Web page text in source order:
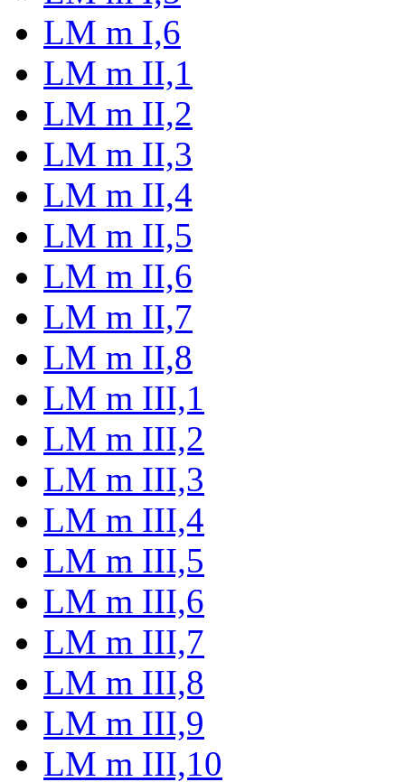
LM m I,6
LM m II,1
LM m II,2
LM m II,3
LM m II,4
LM m II,5
LM m II,6
LM m II,7
LM m II,8
LM m III,1
LM m III,2
LM m III,3
LM m III,4
LM m III,5
LM m III,6
LM m III,7
LM m III,8
LM m III,9
LM m III,10